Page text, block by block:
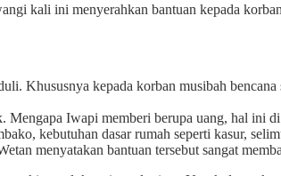
kali ini menyerahkan bantuan kepada
Khususnya kepada korban musibah
Iwapi memberi berupa uang, hal
kebutuhan dasar rumah seperti kasur,
menyatakan bantuan tersebut sangat